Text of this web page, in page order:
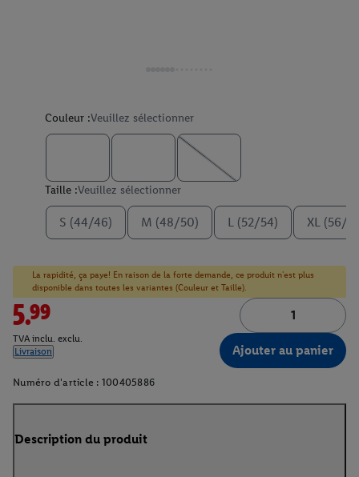
Couleur :Veuillez sélectionner
Taille :Veuillez sélectionner
S (44/46) M (48/50) L (52/54) XL (56/
La rapidité, ça paye! En raison de la forte demande, ce produit n'est plus
disponible dans toutes les variantes (Couleur et Taille).
5.99
TVA inclu. exclu.
Livraison
Ajouter au panier
Numéro d'article : 100405886
Description du produit